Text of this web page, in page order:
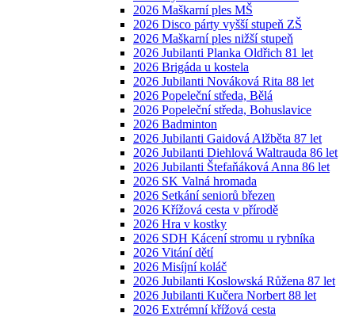
2026 Maškarní ples MŠ
2026 Disco párty vyšší stupeň ZŠ
2026 Maškarní ples nižší stupeň
2026 Jubilanti Planka Oldřich 81 let
2026 Brigáda u kostela
2026 Jubilanti Nováková Rita 88 let
2026 Popeleční středa, Bělá
2026 Popeleční středa, Bohuslavice
2026 Badminton
2026 Jubilanti Gaidová Alžběta 87 let
2026 Jubilanti Diehlová Waltrauda 86 let
2026 Jubilanti Štefaňáková Anna 86 let
2026 SK Valná hromada
2026 Setkání seniorů březen
2026 Křížová cesta v přírodě
2026 Hra v kostky
2026 SDH Kácení stromu u rybníka
2026 Vitání dětí
2026 Misíjní koláč
2026 Jubilanti Koslowská Růžena 87 let
2026 Jubilanti Kučera Norbert 88 let
2026 Extrémní křížová cesta